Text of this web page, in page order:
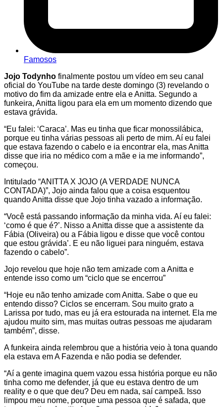
Famosos
Jojo Todynho finalmente postou um vídeo em seu canal
oficial do YouTube na tarde deste domingo (3) revelando o
motivo do fim da amizade entre ela e Anitta. Segundo a
funkeira, Anitta ligou para ela em um momento dizendo que
estava grávida.
“Eu falei: ‘Caraca’. Mas eu tinha que ficar monossilábica,
porque eu tinha várias pessoas ali perto de mim. Aí eu falei
que estava fazendo o cabelo e ia encontrar ela, mas Anitta
disse que iria no médico com a mãe e ia me informando”,
começou.
Intitulado “ANITTA X JOJO (A VERDADE NUNCA
CONTADA)”, Jojo ainda falou que a coisa esquentou
quando Anitta disse que Jojo tinha vazado a informação.
“Você está passando informação da minha vida. Aí eu falei:
‘como é que é?’. Nisso a Anitta disse que a assistente da
Fábia (Oliveira) ou a Fábia ligou e disse que você contou
que estou grávida’. E eu não liguei para ninguém, estava
fazendo o cabelo”.
Jojo revelou que hoje não tem amizade com a Anitta e
entende isso como um “ciclo que se encerrou”
“Hoje eu não tenho amizade com Anitta. Sabe o que eu
entendo disso? Ciclos se encerram. Sou muito grato a
Larissa por tudo, mas eu já era estourada na internet. Ela me
ajudou muito sim, mas muitas outras pessoas me ajudaram
também”, disse.
A funkeira ainda relembrou que a história veio à tona quando
ela estava em A Fazenda e não podia se defender.
“Aí a gente imagina quem vazou essa história porque eu não
tinha como me defender, já que eu estava dentro de um
reality e o que que deu? Deu em nada, saí campeã. Isso
limpou meu nome, porque uma pessoa que é safada, que